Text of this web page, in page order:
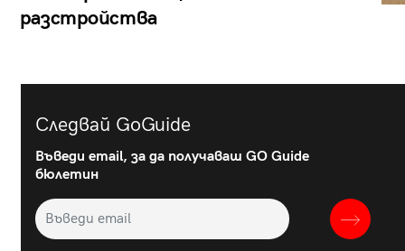
разстройства
Следвай GoGuide
Въведи email, за да получаваш GO Guide
бюлетин